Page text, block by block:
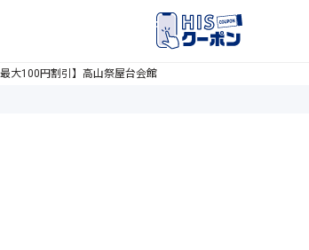
大100円割引】高山祭屋台会館